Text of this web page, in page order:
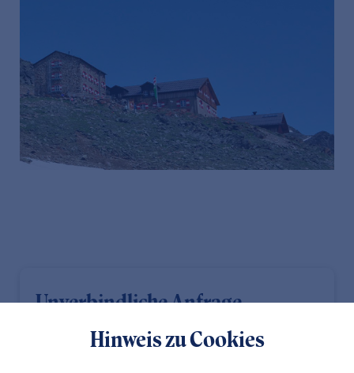
Unverbindliche Anfrage
Hinweis zu Cookies